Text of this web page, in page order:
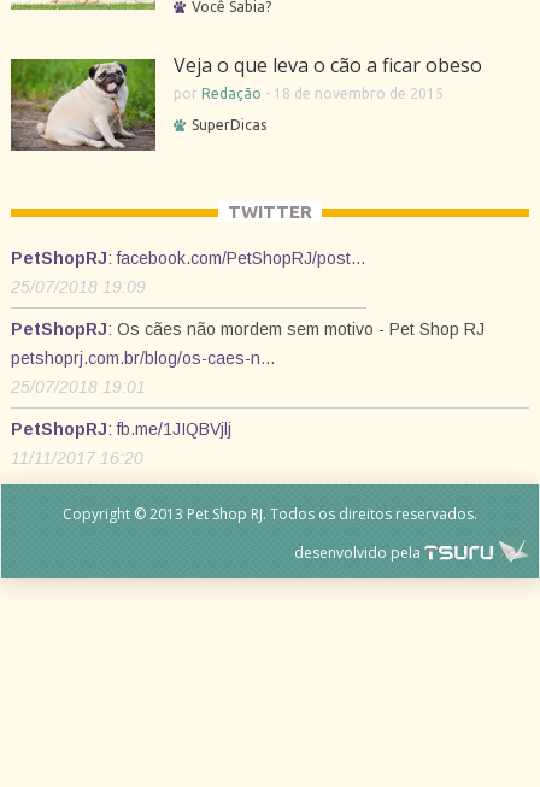
Você Sabia?
Veja o que leva o cão a ficar obeso
por Redação - 18 de novembro de 2015
SuperDicas
TWITTER
PetShopRJ:facebook.com/PetShopRJ/post…
25/07/2018 19:09
PetShopRJ: Os cães não mordem sem motivo - Pet Shop RJ
petshoprj.com.br/blog/os-caes-n…
25/07/2018 19:01
PetShopRJ:fb.me/1JIQBVjlj
11/11/2017 16:20
Copyright © 2013 Pet Shop RJ. Todos os direitos reservados.
desenvolvido pela